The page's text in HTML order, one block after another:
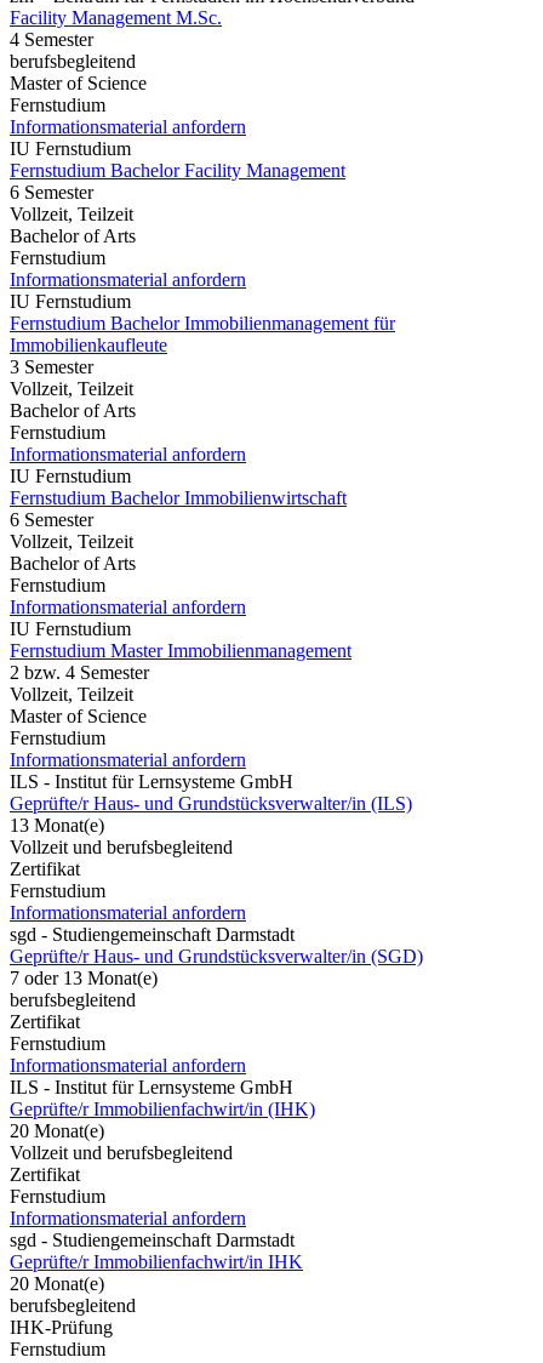
Facility Management M.Sc.
4 Semester
berufsbegleitend
Master of Science
Fernstudium
Informationsmaterial anfordern
IU Fernstudium
Fernstudium Bachelor Facility Management
6 Semester
Vollzeit, Teilzeit
Bachelor of Arts
Fernstudium
Informationsmaterial anfordern
IU Fernstudium
Fernstudium Bachelor Immobilienmanagement für
Immobilienkaufleute
3 Semester
Vollzeit, Teilzeit
Bachelor of Arts
Fernstudium
Informationsmaterial anfordern
IU Fernstudium
Fernstudium Bachelor Immobilienwirtschaft
6 Semester
Vollzeit, Teilzeit
Bachelor of Arts
Fernstudium
Informationsmaterial anfordern
IU Fernstudium
Fernstudium Master Immobilienmanagement
2 bzw. 4 Semester
Vollzeit, Teilzeit
Master of Science
Fernstudium
Informationsmaterial anfordern
ILS - Institut für Lernsysteme GmbH
Geprüfte/r Haus- und Grundstücksverwalter/in (ILS)
13 Monat(e)
Vollzeit und berufsbegleitend
Zertifikat
Fernstudium
Informationsmaterial anfordern
sgd - Studiengemeinschaft Darmstadt
Geprüfte/r Haus- und Grundstücksverwalter/in (SGD)
7 oder 13 Monat(e)
berufsbegleitend
Zertifikat
Fernstudium
Informationsmaterial anfordern
ILS - Institut für Lernsysteme GmbH
Geprüfte/r Immobilienfachwirt/in (IHK)
20 Monat(e)
Vollzeit und berufsbegleitend
Zertifikat
Fernstudium
Informationsmaterial anfordern
sgd - Studiengemeinschaft Darmstadt
Geprüfte/r Immobilienfachwirt/in IHK
20 Monat(e)
berufsbegleitend
IHK-Prüfung
Fernstudium